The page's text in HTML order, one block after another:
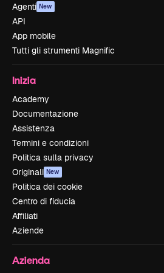
Agenti New
API
App mobile
Tutti gli strumenti Magnific
Inizia
Academy
Documentazione
Assistenza
Termini e condizioni
Politica sulla privacy
Originali New
Politica dei cookie
Centro di fiducia
Affiliati
Aziende
Azienda